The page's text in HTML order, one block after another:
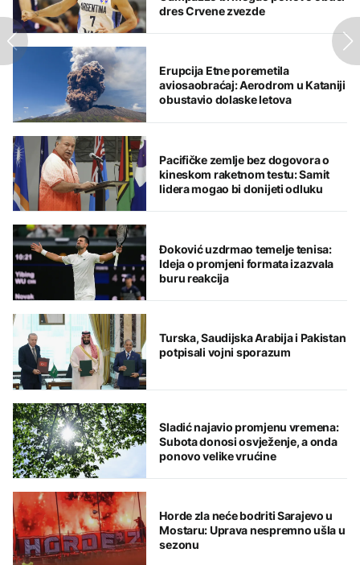
dres Crvene zvezde
Erupcija Etne poremetila
aviosaobraćaj: Aerodrom u Kataniji
obustavio dolaske letova
Pacifičke zemlje bez dogovora o
kineskom raketnom testu: Samit
lidera mogao bi donijeti odluku
Đoković uzdrmao temelje tenisa:
Ideja o promjeni formata izazvala
buru reakcija
Turska, Saudijska Arabija i Pakistan
potpisali vojni sporazum
Sladić najavio promjenu vremena:
Subota donosi osvježenje, a onda
ponovo velike vrućine
Horde zla neće bodriti Sarajevo u
Mostaru: Uprava nespremno ušla u
sezonu